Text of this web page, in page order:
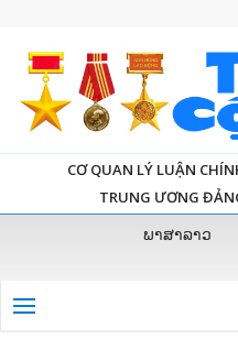
CƠ QUAN LÝ LUẬN
TRUNG ƯƠNG
ພາສາລາວ